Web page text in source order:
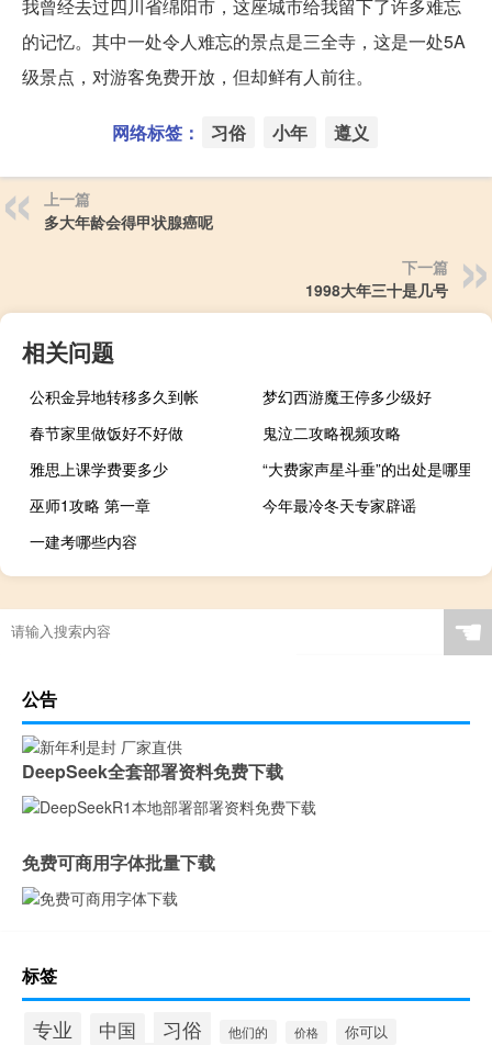
我曾经去过四川省绵阳市，这座城市给我留下了许多难忘
的记忆。其中一处令人难忘的景点是三全寺，这是一处5A
级景点，对游客免费开放，但却鲜有人前往。
网络标签： 习俗 小年 遵义
上一篇
多大年龄会得甲状腺癌呢
下一篇
1998大年三十是几号
相关问题
公积金异地转移多久到帐
梦幻西游魔王停多少级好
春节家里做饭好不好做
鬼泣二攻略视频攻略
雅思上课学费要多少
“大费家声星斗垂”的出处是哪里
巫师1攻略 第一章
今年最冷冬天专家辟谣
一建考哪些内容
☚
公告
DeepSeek全套部署资料免费下载
免费可商用字体批量下载
标签
专业 中国 习俗 他们的 价格 你可以